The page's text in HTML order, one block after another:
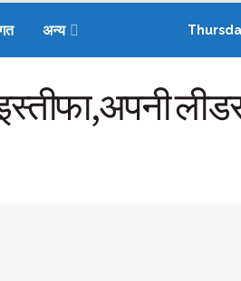
अन्य